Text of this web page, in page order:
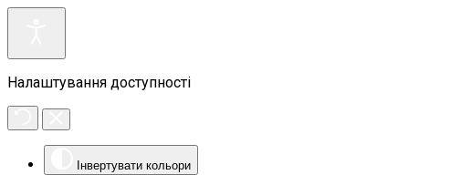
Налаштування доступності
Інвертувати кольори